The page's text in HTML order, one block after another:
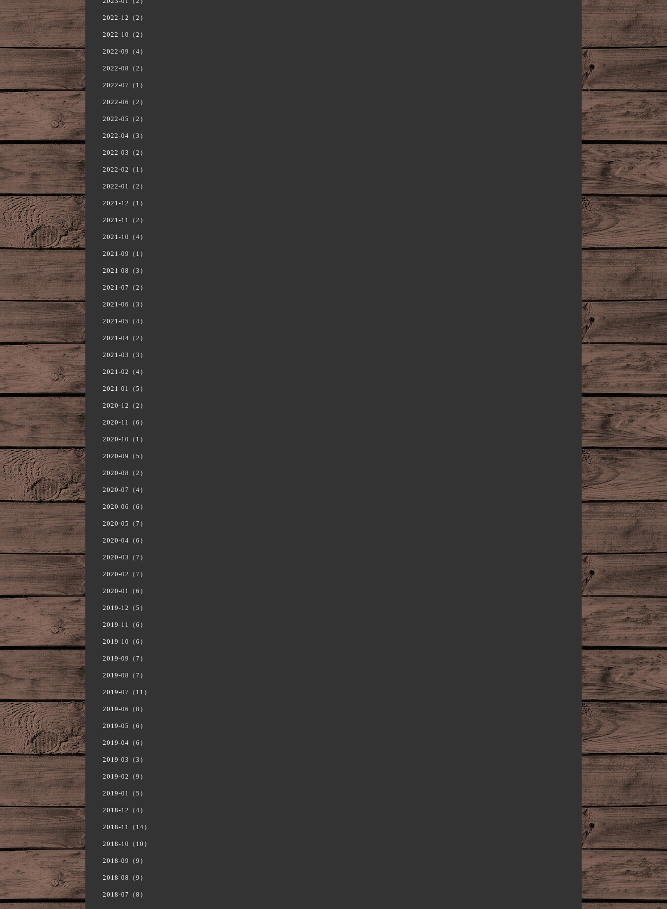
2022-12（2）
2022-10（2）
2022-09（4）
2022-08（2）
2022-07（1）
2022-06（2）
2022-05（2）
2022-04（3）
2022-03（2）
2022-02（1）
2022-01（2）
2021-12（1）
2021-11（2）
2021-10（4）
2021-09（1）
2021-08（3）
2021-07（2）
2021-06（3）
2021-05（4）
2021-04（2）
2021-03（3）
2021-02（4）
2021-01（5）
2020-12（2）
2020-11（6）
2020-10（1）
2020-09（5）
2020-08（2）
2020-07（4）
2020-06（6）
2020-05（7）
2020-04（6）
2020-03（7）
2020-02（7）
2020-01（6）
2019-12（5）
2019-11（6）
2019-10（6）
2019-09（7）
2019-08（7）
2019-07（11）
2019-06（8）
2019-05（6）
2019-04（6）
2019-03（3）
2019-02（9）
2019-01（5）
2018-12（4）
2018-11（14）
2018-10（10）
2018-09（9）
2018-08（9）
2018-07（8）